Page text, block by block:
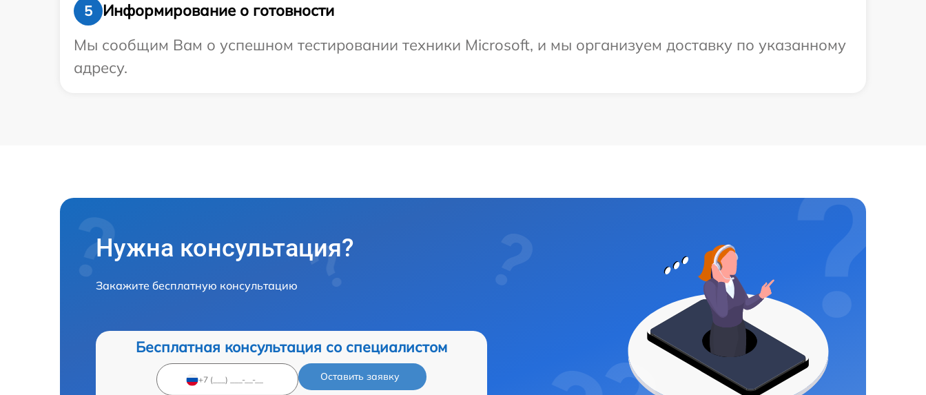
5
Информирование о готовности
Мы сообщим Вам о успешном тестировании техники Microsoft, и мы организуем доставку по указанному
адресу.
Нужна консультация?
Закажите бесплатную консультацию
Бесплатная консультация со специалистом
Оставить заявку